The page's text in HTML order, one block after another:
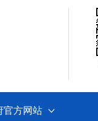
官方网站